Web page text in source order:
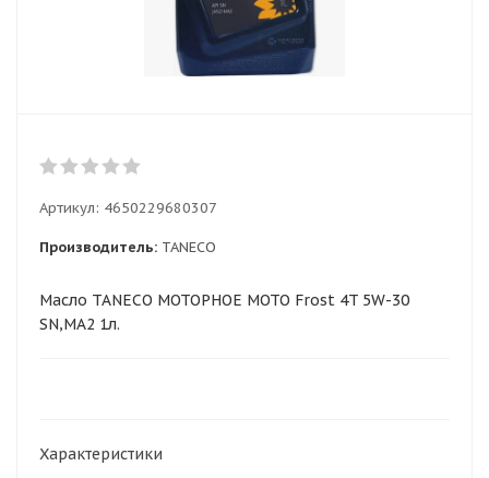
Артикул: 4650229680307
Производитель: TANECO
Масло TANECO МОТОРНОЕ MOTO Frost 4T 5W-30
SN,MA2 1л.
Характеристики